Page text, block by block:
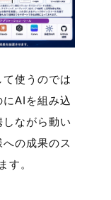
使うのでは
AIを組み込
ながら動い
の成果のス
す。